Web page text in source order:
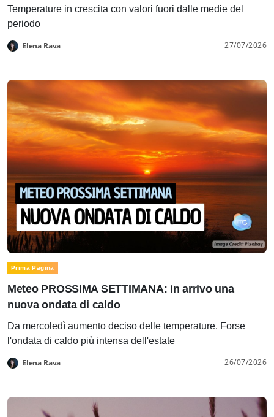
Temperature in crescita con valori fuori dalle medie del
periodo
Elena Rava 27/07/2026
Prima Pagina
Meteo PROSSIMA SETTIMANA: in arrivo una
nuova ondata di caldo
Da mercoledì aumento deciso delle temperature. Forse
l'ondata di caldo più intensa dell'estate
Elena Rava 26/07/2026